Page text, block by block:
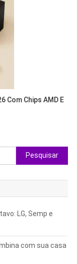
Com Chips AMD E
Pesquisar
por:
LG, Semp e
com sua casa